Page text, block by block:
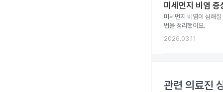
미세먼지 비염
미세먼지 비염이 심해
법을 정리했어요.
2026.03.11
관련 의료진